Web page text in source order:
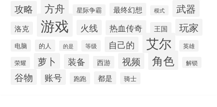
攻略
方舟 星际争霸 最终幻想 模式 武器
洛克 游戏 火线 热血传奇 王国 玩家
电脑 的人 的是 等级 自己的 艾尔 英雄
荣耀 萝卜 装备 西游 视频 角色 解锁
谷物 账号 跑跑 都是 骑士